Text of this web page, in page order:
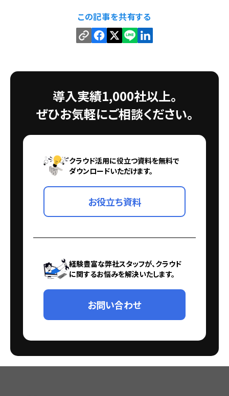
この記事を共有する
導入実績1,000社以上。
ぜひお気軽にご相談ください。
クラウド活用に役立つ資料を無料で
ダウンロードいただけます。
お役立ち資料
経験豊富な弊社スタッフが、クラウド
に関するお悩みを解決いたします。
お問い合わせ